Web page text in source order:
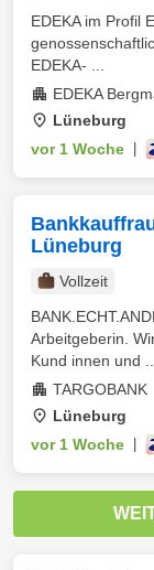
EDEKA im Profil
EDEKA- ...
EDEKA
Lüneburg
vor 1 Woche
Lüneburg
Vollzeit
Arbeitgeberin.
Kund innen und ...
TARGOBANK
Lüneburg
vor 1 Woche